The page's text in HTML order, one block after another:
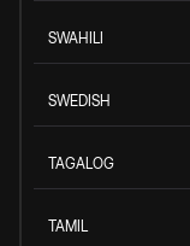
SWAHILI
SWEDISH
TAGALOG
TAMIL